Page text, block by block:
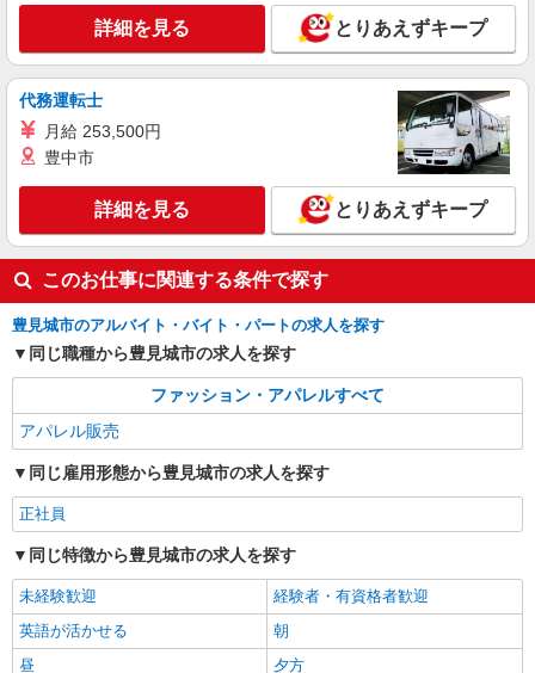
キープ 詳細を見る
アルバイト 契約社員
CASIO WATCH OUTLET
販売スタッフ
アルバイト：時給1,375円 契約社員：月給
195,000円〜 ※試用期間3か月は（同額）195,000
円 沖縄県豊見城市豊崎1-188 沖縄アウトレット
モールあしびなー 1F
キープ
アルバイト パート 契約社員
アパレル販売スタッフ
※経験・能力により優遇します。 ※試用期間・研
修期間：3か月 ※試用期間・研修期間の条件：本
修期間：3か月 ※試用期間・研修期間の条件：本
採用と同じ
沖縄県豊見城市豊崎1-188 沖縄アウトレット
モールあしびなー 1F
キープ
詳細を見る とりあえずキープ
代務運転士
月給 253,500円
豊中市
詳細を見る とりあえずキープ
このお仕事に関連する条件で探す
豊見城市のアルバイト・バイト・パートの求人を探す
同じ職種から豊見城市の求人を探す
ファッション・アパレルすべて
アパレル販売
同じ雇用形態から豊見城市の求人を探す
正社員
同じ特徴から豊見城市の求人を探す
未経験歓迎
経験者・有資格者歓迎
英語が活かせる
朝
昼
夕方